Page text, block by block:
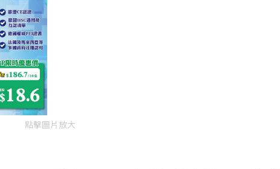
點擊圖片放大